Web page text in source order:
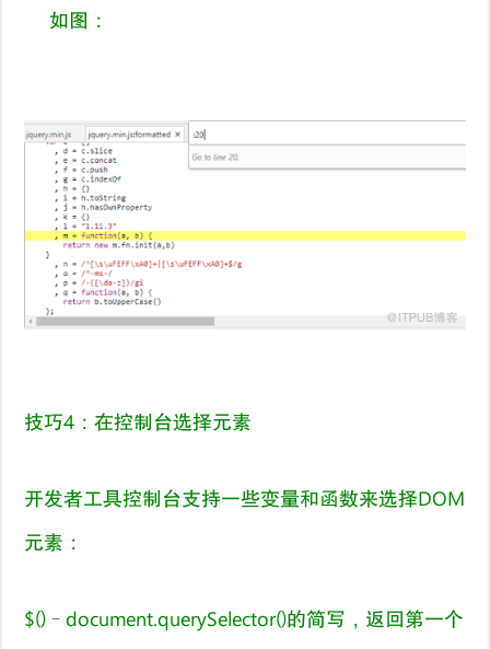
如图：
技巧4 ：在控制台选择元素
开发者工具控制台支持一些变量和函数来选择DOM
元素：
$()–document.querySelector()的简写，返回第一个